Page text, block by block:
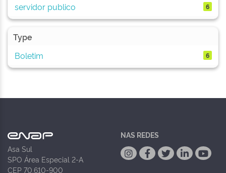
servidor publico 6
Type
Boletim
6
Asa Sul
SPO Área Especial 2-A
CEP 70.610-900
NAS REDES